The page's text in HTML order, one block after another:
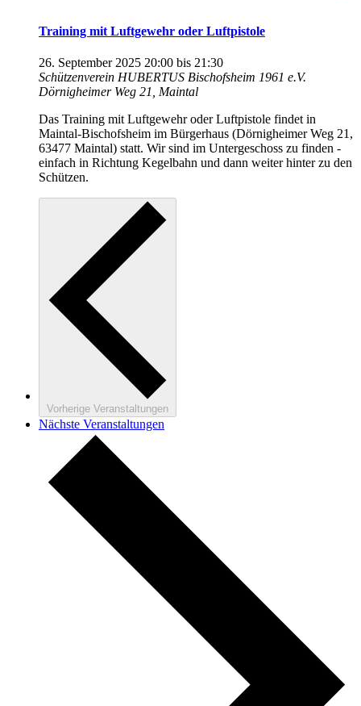
Training mit Luftgewehr oder Luftpistole
26. September 2025 20:00 bis 21:30
Schützenverein HUBERTUS Bischofsheim 1961 e.V.
Dörnigheimer Weg 21, Maintal
Das Training mit Luftgewehr oder Luftpistole findet in
Maintal-Bischofsheim im Bürgerhaus (Dörnigheimer Weg 21,
63477 Maintal) statt. Wir sind im Untergeschoss zu finden -
einfach in Richtung Kegelbahn und dann weiter hinter zu den
Schützen.
Vorherige Veranstaltungen
Nächste Veranstaltungen